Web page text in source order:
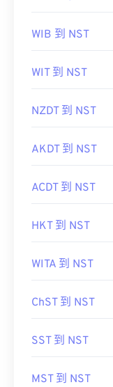
WIB 到 NST
WIT 到 NST
NZDT 到 NST
AKDT 到 NST
ACDT 到 NST
HKT 到 NST
WITA 到 NST
ChST 到 NST
SST 到 NST
MST 到 NST